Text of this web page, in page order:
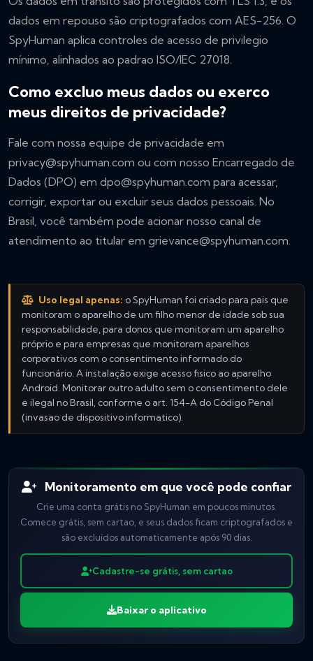
dados em repouso são criptografados com AES-256. O
SpyHuman aplica controles de acesso de privilegio
mínimo, alinhados ao padrao ISO/IEC 27018.
Como excluo meus dados ou exerco
meus direitos de privacidade?
Fale com nossa equipe de privacidade em
privacy@spyhuman.com ou com nosso Encarregado de
Dados (DPO) em dpo@spyhuman.com para acessar,
corrigir, exportar ou excluir seus dados pessoais. No
Brasil, você também pode acionar nosso canal de
atendimento ao titular em grievance@spyhuman.com.
Uso legal apenas: o SpyHuman foi criado para pais que
monitoram o aparelho de um filho menor de idade sob sua
responsabilidade, para donos que monitoram um aparelho
próprio e para empresas que monitoram aparelhos
corporativos com o consentimento informado do
funcionário. A instalação exige acesso fisico ao aparelho
Android. Monitorar outro adulto sem o consentimento dele
e ilegal no Brasil, conforme o art. 154-A do Código Penal
(invasao de dispositivo informatico).
Monitoramento em que você pode confiar
Crie uma conta grátis no SpyHuman em poucos minutos.
Comece grátis, sem cartao, e seus dados ficam criptografados e
são excluídos automaticamente após 90 dias.
Cadastre-se grátis, sem cartao
Baixar o aplicativo